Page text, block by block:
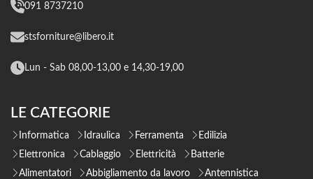
091 8737210
stsforniture@libero.it
Lun - Sab 08,00-13,00 e 14,30-19,00
LE CATEGORIE
Informatica Idraulica Ferramenta
Edilizia
Elettronica
Cablaggio Elettricità
Batterie
Alimentatori
Abbigliamento da lavoro
Antennistica